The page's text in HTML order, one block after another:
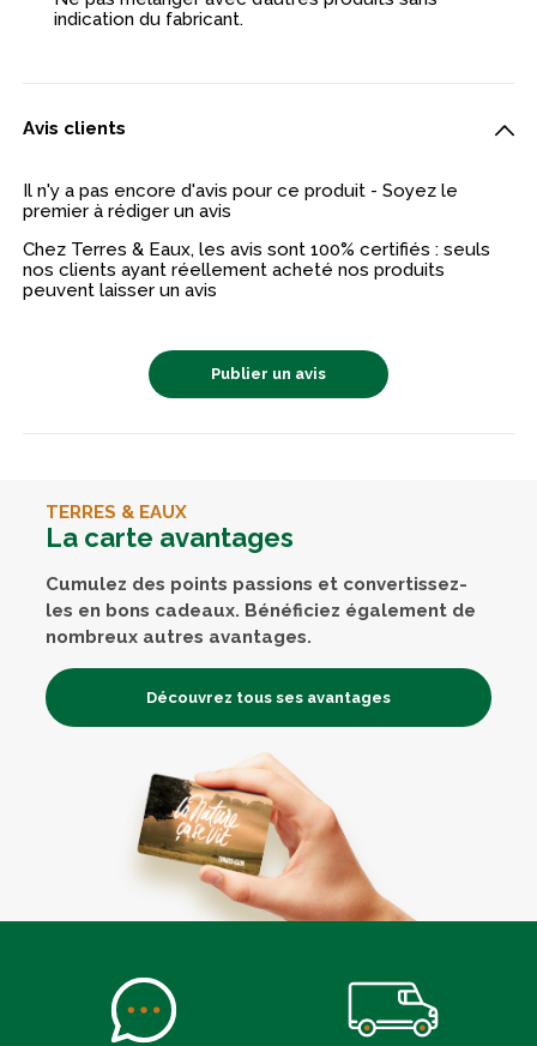
indication du fabricant.
Avis clients
Il n'y a pas encore d'avis pour ce produit - Soyez le
premier à rédiger un avis
Chez Terres & Eaux, les avis sont 100% certifiés : seuls
nos clients ayant réellement acheté nos produits
peuvent laisser un avis
Publier un avis
TERRES & EAUX
La carte avantages
Cumulez des points passions et convertissez-
les en bons cadeaux. Bénéficiez également de
nombreux autres avantages.
Découvrez tous ses avantages